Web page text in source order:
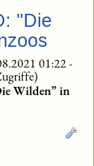
"Die
01:22-
Wilden” in